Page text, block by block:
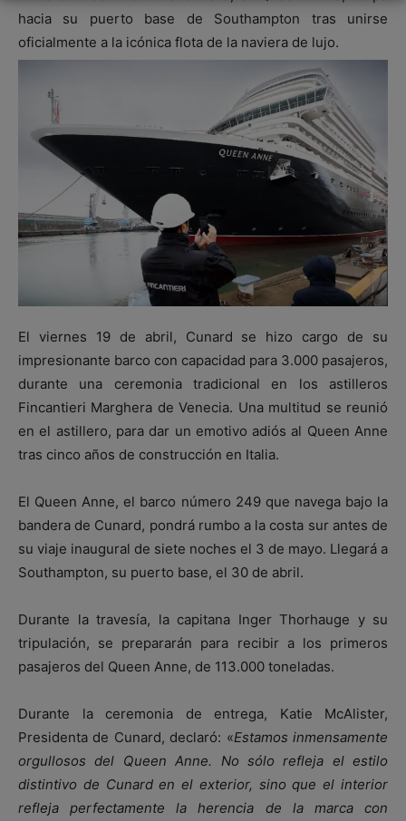
hacia su puerto base de Southampton tras unirse
oficialmente a la icónica flota de la naviera de lujo.
El viernes 19 de abril, Cunard se hizo cargo de su
impresionante barco con capacidad para 3.000 pasajeros,
durante una ceremonia tradicional en los astilleros
Fincantieri Marghera de Venecia. Una multitud se reunió
en el astillero, para dar un emotivo adiós al Queen Anne
tras cinco años de construcción en Italia.
El Queen Anne, el barco número 249 que navega bajo la
bandera de Cunard, pondrá rumbo a la costa sur antes de
su viaje inaugural de siete noches el 3 de mayo. Llegará a
Southampton, su puerto base, el 30 de abril.
Durante la travesía, la capitana Inger Thorhauge y su
tripulación, se prepararán para recibir a los primeros
pasajeros del Queen Anne, de 113.000 toneladas.
Durante la ceremonia de entrega, Katie McAlister,
Presidenta de Cunard, declaró: «Estamos inmensamente
orgullosos del Queen Anne. No sólo refleja el estilo
distintivo de Cunard en el exterior, sino que el interior
refleja perfectamente la herencia de la marca con